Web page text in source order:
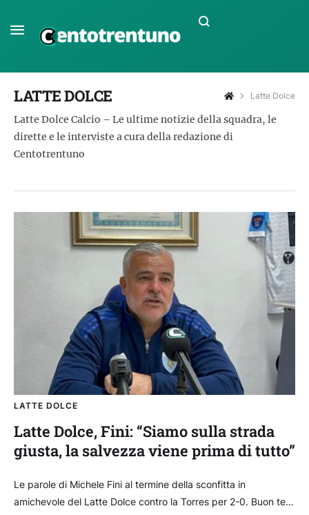
LATTE DOLCE Latte Dolce
Latte Dolce Calcio – Le ultime notizie della squadra, le
dirette e le interviste a cura della redazione di
Centotrentuno
LATTE DOLCE
Latte Dolce, Fini: “Siamo sulla strada
giusta, la salvezza viene prima di tutto”
Le parole di Michele Fini al termine della sconfitta in
amichevole del Latte Dolce contro la Torres per 2-0. Buon test